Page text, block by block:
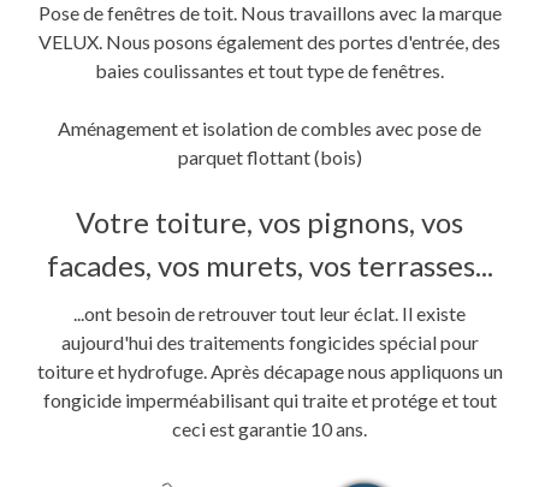
Pose de fenêtres de toit. Nous travaillons avec la marque
VELUX. Nous posons également des portes d'entrée, des
baies coulissantes et tout type de fenêtres.
Aménagement et isolation de combles avec pose de
parquet flottant (bois)
Votre toiture, vos pignons, vos
facades, vos murets, vos terrasses...
...ont besoin de retrouver tout leur éclat. Il existe
aujourd'hui des traitements fongicides spécial pour
toiture et hydrofuge. Après décapage nous appliquons un
fongicide imperméabilisant qui traite et protége et tout
ceci est garantie 10 ans.